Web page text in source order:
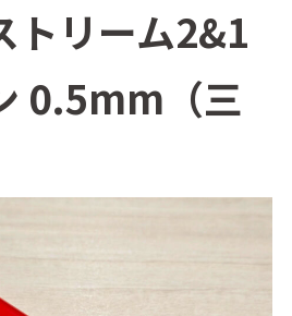
トリーム2&1
0.5mm（三